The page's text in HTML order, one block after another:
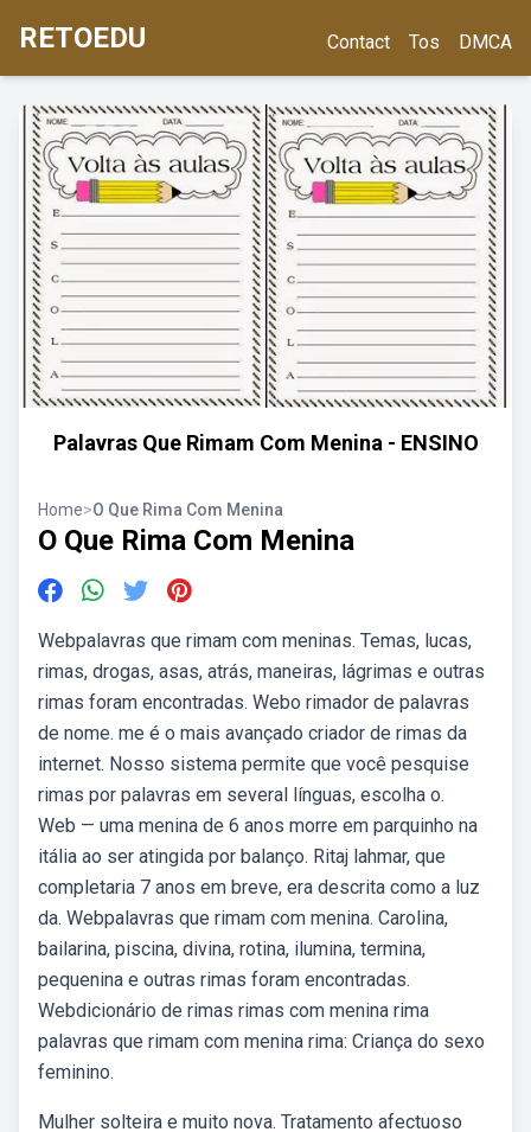
RETOEDU Contact Tos DMCA
Palavras Que Rimam Com Menina - ENSINO
Home>O Que Rima Com Menina
O Que Rima Com Menina
Webpalavras que rimam com meninas. Temas, lucas,
rimas, drogas, asas, atrás, maneiras, lágrimas e outras
rimas foram encontradas. Webo rimador de palavras
de nome. me é o mais avançado criador de rimas da
internet. Nosso sistema permite que você pesquise
rimas por palavras em several línguas, escolha o.
Web — uma menina de 6 anos morre em parquinho na
itália ao ser atingida por balanço. Ritaj lahmar, que
completaria 7 anos em breve, era descrita como a luz
da. Webpalavras que rimam com menina. Carolina,
bailarina, piscina, divina, rotina, ilumina, termina,
pequenina e outras rimas foram encontradas.
Webdicionário de rimas rimas com menina rima
palavras que rimam com menina rima: Criança do sexo
feminino.
Mulher solteira e muito nova. Tratamento afectuoso